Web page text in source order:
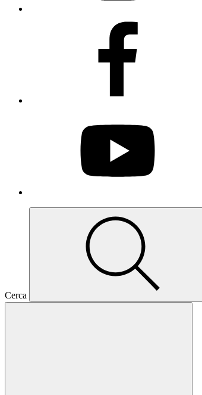
Cerca